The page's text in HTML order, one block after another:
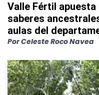
Valle Fértil
saberes
aulas del
PorCeleste Roco Navea